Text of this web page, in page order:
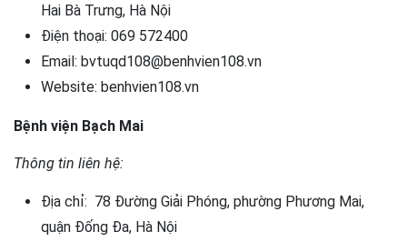
Hai Bà Trưng, Hà Nội
Điện thoại: 069 572400
Email: bvtuqd108@benhvien108.vn
Website: benhvien108.vn
Bệnh viện Bạch Mai
Thông tin liên hệ:
Địa chỉ: 78 Đường Giải Phóng, phường Phương Mai,
quận Đống Đa, Hà Nội